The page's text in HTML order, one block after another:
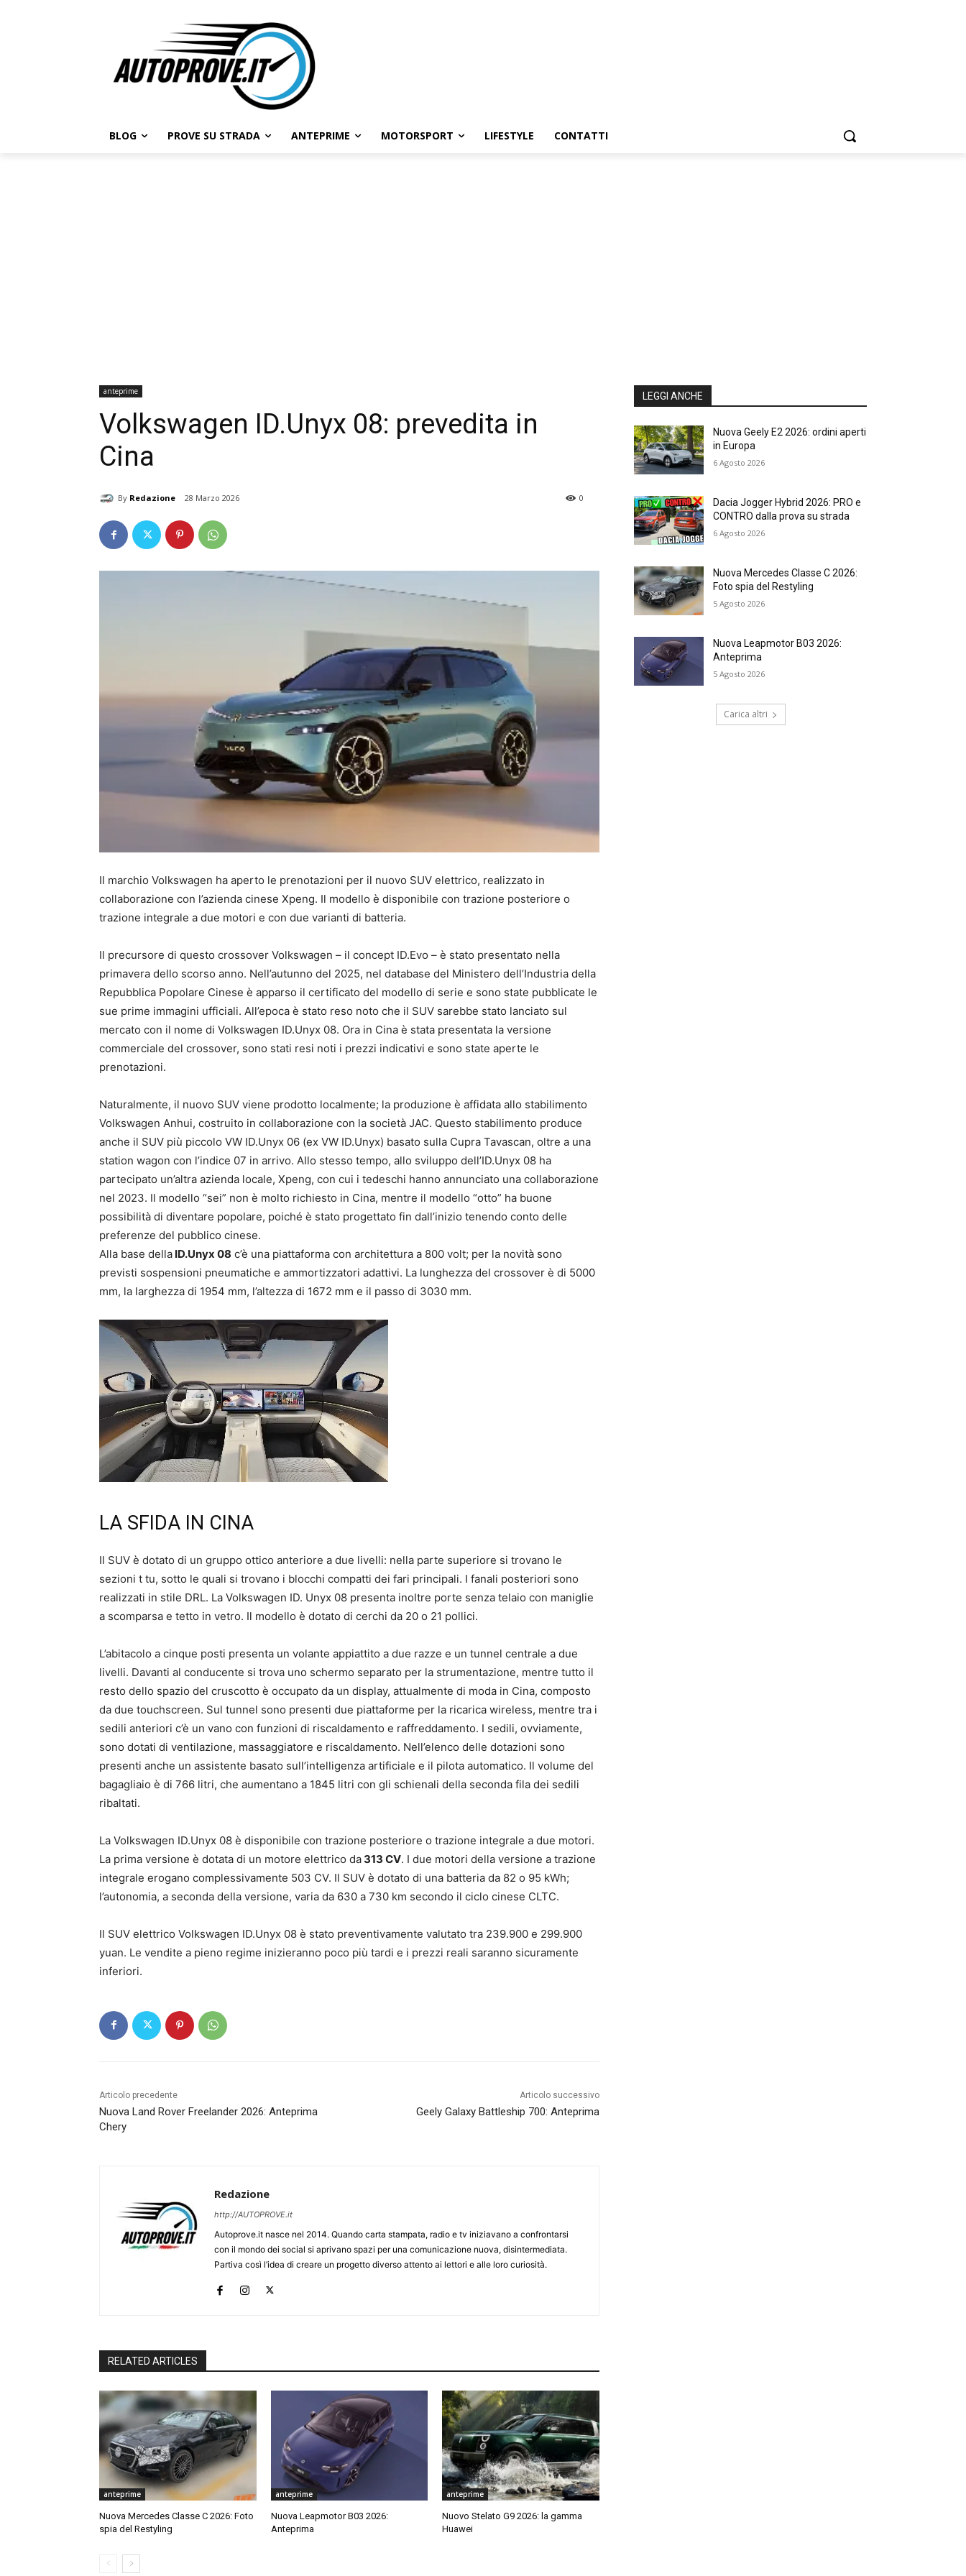
BLOG PROVE SU STRADA ANTEPRIME MOTORSPORT LIFESTYLE CONTATTI
anteprime
Volkswagen ID.Unyx 08: prevedita in
Cina
By Redazione 28 Marzo 2026 0
Il marchio Volkswagen ha aperto le prenotazioni per il nuovo SUV elettrico, realizzato in
collaborazione con l’azienda cinese Xpeng. Il modello è disponibile con trazione posteriore o
trazione integrale a due motori e con due varianti di batteria.
Il precursore di questo crossover Volkswagen – il concept ID.Evo – è stato presentato nella
primavera dello scorso anno. Nell’autunno del 2025, nel database del Ministero dell’Industria della
Repubblica Popolare Cinese è apparso il certificato del modello di serie e sono state pubblicate le
sue prime immagini ufficiali. All’epoca è stato reso noto che il SUV sarebbe stato lanciato sul
mercato con il nome di Volkswagen ID.Unyx 08. Ora in Cina è stata presentata la versione
commerciale del crossover, sono stati resi noti i prezzi indicativi e sono state aperte le
prenotazioni.
Naturalmente, il nuovo SUV viene prodotto localmente; la produzione è affidata allo stabilimento
Volkswagen Anhui, costruito in collaborazione con la società JAC. Questo stabilimento produce
anche il SUV più piccolo VW ID.Unyx 06 (ex VW ID.Unyx) basato sulla Cupra Tavascan, oltre a una
station wagon con l’indice 07 in arrivo. Allo stesso tempo, allo sviluppo dell’ID.Unyx 08 ha
partecipato un’altra azienda locale, Xpeng, con cui i tedeschi hanno annunciato una collaborazione
nel 2023. Il modello “sei” non è molto richiesto in Cina, mentre il modello “otto” ha buone
possibilità di diventare popolare, poiché è stato progettato fin dall’inizio tenendo conto delle
preferenze del pubblico cinese.
Alla base della ID.Unyx 08 c’è una piattaforma con architettura a 800 volt; per la novità sono
previsti sospensioni pneumatiche e ammortizzatori adattivi. La lunghezza del crossover è di 5000
mm, la larghezza di 1954 mm, l’altezza di 1672 mm e il passo di 3030 mm.
LA SFIDA IN CINA
Il SUV è dotato di un gruppo ottico anteriore a due livelli: nella parte superiore si trovano le
sezioni t tu, sotto le quali si trovano i blocchi compatti dei fari principali. I fanali posteriori sono
realizzati in stile DRL. La Volkswagen ID. Unyx 08 presenta inoltre porte senza telaio con maniglie
a scomparsa e tetto in vetro. Il modello è dotato di cerchi da 20 o 21 pollici.
L’abitacolo a cinque posti presenta un volante appiattito a due razze e un tunnel centrale a due
livelli. Davanti al conducente si trova uno schermo separato per la strumentazione, mentre tutto il
resto dello spazio del cruscotto è occupato da un display, attualmente di moda in Cina, composto
da due touchscreen. Sul tunnel sono presenti due piattaforme per la ricarica wireless, mentre tra i
sedili anteriori c’è un vano con funzioni di riscaldamento e raffreddamento. I sedili, ovviamente,
sono dotati di ventilazione, massaggiatore e riscaldamento. Nell’elenco delle dotazioni sono
presenti anche un assistente basato sull’intelligenza artificiale e il pilota automatico. Il volume del
bagagliaio è di 766 litri, che aumentano a 1845 litri con gli schienali della seconda fila dei sedili
ribaltati.
La Volkswagen ID.Unyx 08 è disponibile con trazione posteriore o trazione integrale a due motori.
La prima versione è dotata di un motore elettrico da 313 CV. I due motori della versione a trazione
integrale erogano complessivamente 503 CV. Il SUV è dotato di una batteria da 82 o 95 kWh;
l’autonomia, a seconda della versione, varia da 630 a 730 km secondo il ciclo cinese CLTC.
Il SUV elettrico Volkswagen ID.Unyx 08 è stato preventivamente valutato tra 239.900 e 299.900
yuan. Le vendite a pieno regime inizieranno poco più tardi e i prezzi reali saranno sicuramente
inferiori.
Articolo precedente
Nuova Land Rover Freelander 2026: Anteprima
Chery
Articolo successivo
Geely Galaxy Battleship 700: Anteprima
Redazione
http://AUTOPROVE.it
Autoprove.it nasce nel 2014. Quando carta stampata, radio e tv iniziavano a confrontarsi
con il mondo dei social si aprivano spazi per una comunicazione nuova, disintermediata.
Partiva così l’idea di creare un progetto diverso attento ai lettori e alle loro curiosità.
RELATED ARTICLES
anteprime
Nuova Mercedes Classe C 2026: Foto
spia del Restyling
anteprime
Nuova Leapmotor B03 2026:
Anteprima
anteprime
Nuovo Stelato G9 2026: la gamma
Huawei
LEGGI ANCHE
Nuova Geely E2 2026: ordini aperti
in Europa
6 Agosto 2026
Dacia Jogger Hybrid 2026: PRO e
CONTRO dalla prova su strada
6 Agosto 2026
Nuova Mercedes Classe C 2026:
Foto spia del Restyling
5 Agosto 2026
Nuova Leapmotor B03 2026:
Anteprima
5 Agosto 2026
Carica altri